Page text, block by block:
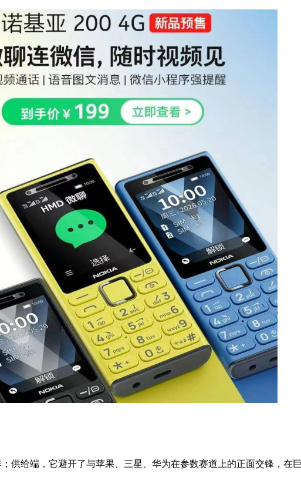
供给端，它避开了与苹果、三星、华为在参数赛道上的正面交锋，在